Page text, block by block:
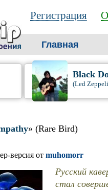
Регистрация
Главная
Black
(Led
» (Rare Bird)
версия от muhomorr
Русский
стал